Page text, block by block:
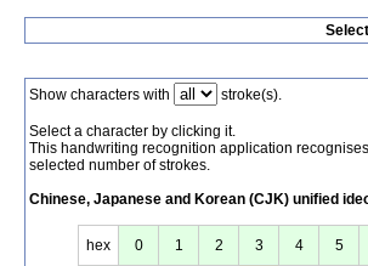
Show characters with stroke(s).
Select a character by clicking it.
This handwriting recognition application
selected number of strokes.
Chinese, Japanese and Korean (CJK) unified
hex 0 1 2 3 4 5